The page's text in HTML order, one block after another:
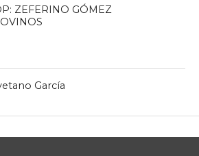
ZEFERINO GÓMEZ
García